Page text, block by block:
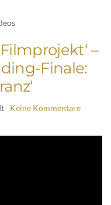
–
Finale:
Keine Kommentare